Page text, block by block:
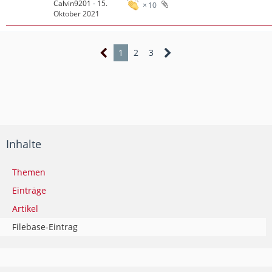
10
Calvin9201 - 15.
Oktober 2021
1 2 3
Inhalte
Themen
Einträge
Artikel
Filebase-Eintrag